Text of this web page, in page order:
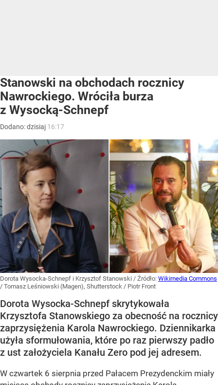
Stanowski na obchodach rocznicy
Nawrockiego. Wróciła burza
z Wysocką-Schnepf
Dodano:dzisiaj 16:17
Dorota Wysocka-Schnepf i Krzysztof Stanowski / Źródło: Wikimedia Commons
/ Tomasz Leśniowski (Magen), Shutterstock / Piotr Front
Dorota Wysocka-Schnepf skrytykowała
Krzysztofa Stanowskiego za obecność na rocznicy
zaprzysiężenia Karola Nawrockiego. Dziennikarka
użyła sformułowania, które po raz pierwszy padło
z ust założyciela Kanału Zero pod jej adresem.
W czwartek 6 sierpnia przed Pałacem Prezydenckim miały